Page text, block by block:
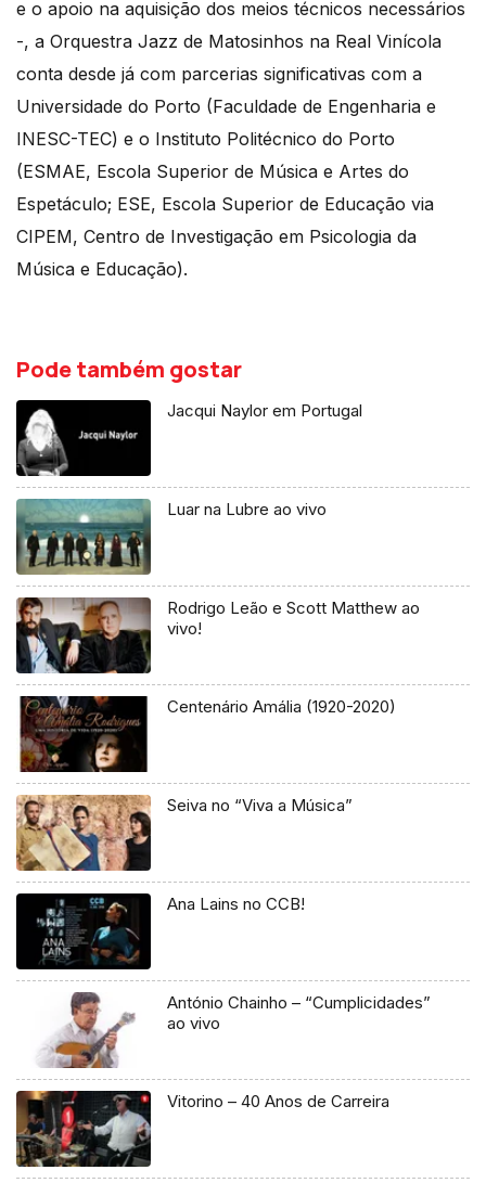
e o apoio na aquisição dos meios técnicos necessários
-, a Orquestra Jazz de Matosinhos na Real Vinícola
conta desde já com parcerias significativas com a
Universidade do Porto (Faculdade de Engenharia e
INESC-TEC) e o Instituto Politécnico do Porto
(ESMAE, Escola Superior de Música e Artes do
Espetáculo; ESE, Escola Superior de Educação via
CIPEM, Centro de Investigação em Psicologia da
Música e Educação).
Pode também gostar
Jacqui Naylor em Portugal
Luar na Lubre ao vivo
Rodrigo Leão e Scott Matthew ao
vivo!
Centenário Amália (1920-2020)
Seiva no “Viva a Música”
Ana Lains no CCB!
António Chainho – “Cumplicidades”
ao vivo
Vitorino – 40 Anos de Carreira